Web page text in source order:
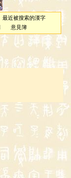
最近被搜索的漢字
意見簿